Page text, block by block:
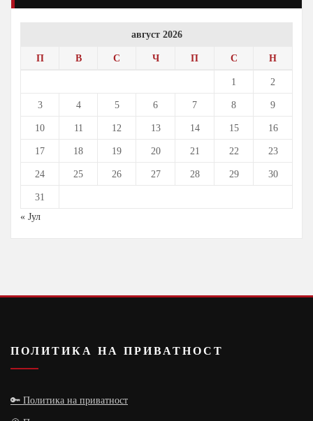
август 2026
П В С Ч П С Н
1 2
3 4 5 6 7 8 9
10 11 12 13 14 15 16
17 18 19 20 21 22 23
24 25 26 27 28 29 30
31
« Јул
ПОЛИТИКА НА ПРИВАТНОСТ
🔑 Политика на приватност